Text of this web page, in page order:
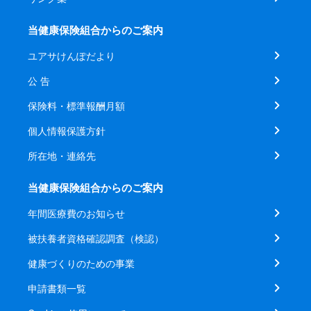
当健康保険組合からのご案内
ユアサけんぽだより
公 告
保険料・標準報酬月額
個人情報保護方針
所在地・連絡先
当健康保険組合からのご案内
年間医療費のお知らせ
被扶養者資格確認調査（検認）
健康づくりのための事業
申請書類一覧